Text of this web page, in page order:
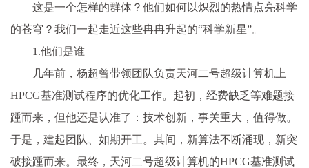
这是一个怎样的群体？他们如何以炽烈的热情点亮科学
的苍穹？我们一起走近这些冉冉升起的“科学新星”。
1.他们是谁
几年前，杨超曾带领团队负责天河二号超级计算机上
HPCG基准测试程序的优化工作。起初，经费缺乏等难题接
踵而来，但他还是认准了：技术创新，事关重大，值得做。
于是，建起团队、如期开工。其间，新算法不断涌现，新突
破接踵而来。最终，天河二号超级计算机的HPCG基准测试